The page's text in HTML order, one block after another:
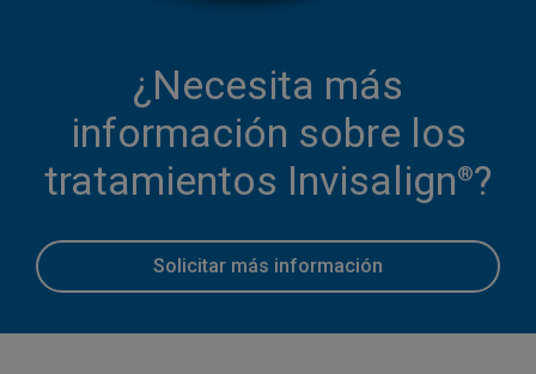
¿Necesita más
información sobre los
tratamientos Invisalign®?
Solicitar más información